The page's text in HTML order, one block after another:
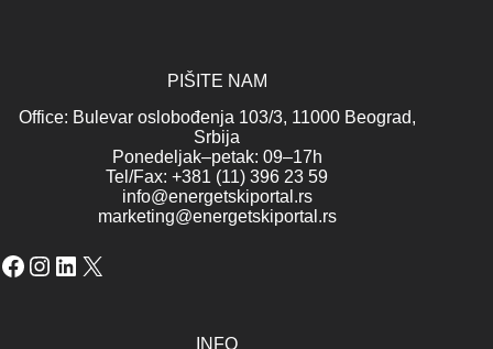
PIŠITE NAM
Office: Bulevar oslobođenja 103/3, 11000 Beograd,
Srbija
Ponedeljak–petak: 09–17h
Tel/Fax: +381 (11) 396 23 59
info@energetskiportal.rs
marketing@energetskiportal.rs
Facebook
Instagram
LinkedIn
X
INFO